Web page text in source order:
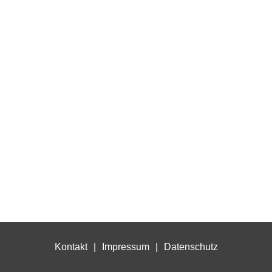
Kontakt Impressum Datenschutz